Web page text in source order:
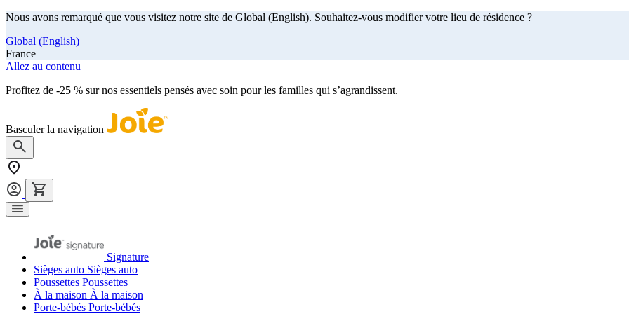
Nous avons remarqué que vous visitez notre site de Global (English). Souhaitez-vous modifier votre lieu de résidence ?
Global (English)
France
Allez au contenu
Profitez de -25 % sur nos essentiels pensés avec soin pour les familles qui s’agrandissent.
Basculer la navigation
Signature
Sièges auto Sièges auto
Poussettes Poussettes
À la maison À la maison
Porte-bébés Porte-bébés